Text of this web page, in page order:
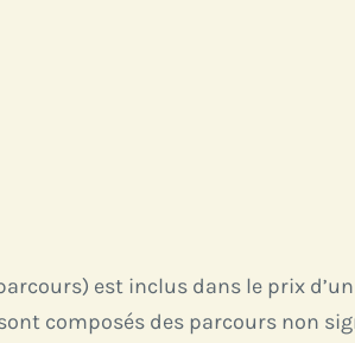
est inclus dans le prix
composés des parcours non